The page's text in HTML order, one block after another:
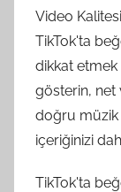
Video
TikTok'ta
dikkat etmek
gösterin, net
doğru müzik
içeriğinizi
TikTok'ta